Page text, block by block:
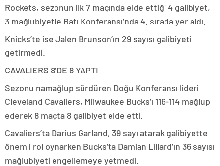
Rockets, sezonun ilk 7 maçında elde ettiği 4 galibiyet,
3 mağlubiyetle Batı Konferansı’nda 4. sırada yer aldı.
Knicks’te ise Jalen Brunson’ın 29 sayısı galibiyeti
getirmedi.
CAVALIERS 8’DE 8 YAPTI
Sezonu namağlup sürdüren Doğu Konferansı lideri
Cleveland Cavaliers, Milwaukee Bucks’ı 116-114 mağlup
ederek 8 maçta 8 galibiyet elde etti.
Cavaliers’ta Darius Garland, 39 sayı atarak galibiyette
önemli rol oynarken Bucks’ta Damian Lillard’ın 36 sayısı
mağlubiyeti engellemeye yetmedi.